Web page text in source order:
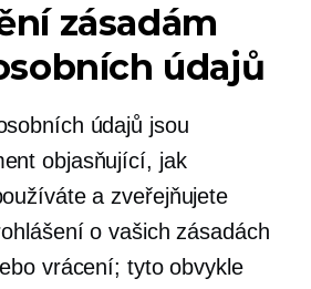
zásadám
údajů
údajů jsou
objasňující, jak
a zveřejňujete
o vašich zásadách
vrácení; tyto obvykle